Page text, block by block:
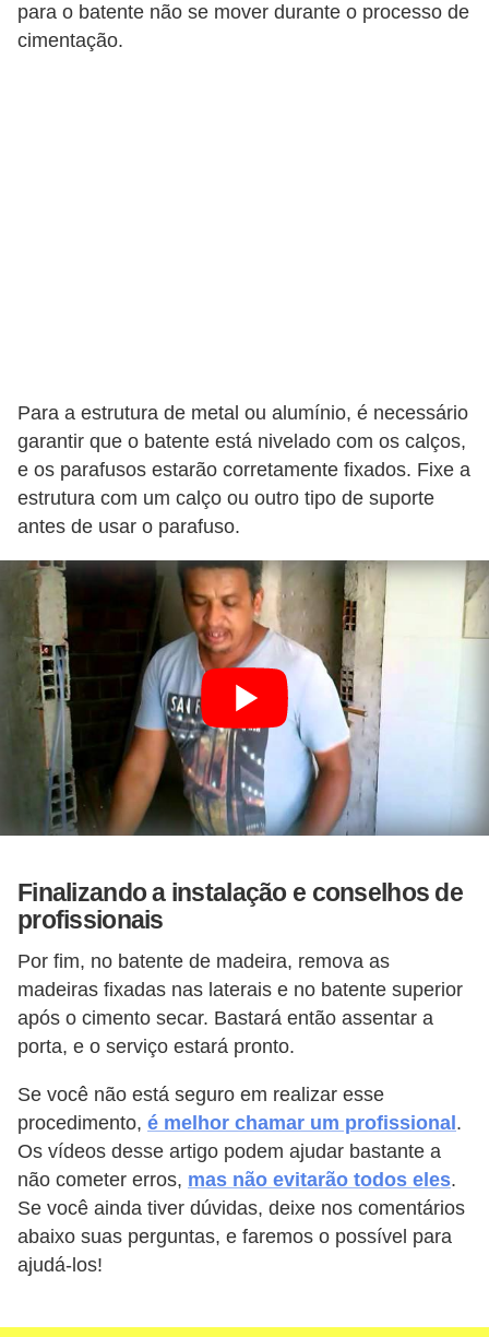
para o batente não se mover durante o processo de
cimentação.
Para a estrutura de metal ou alumínio, é necessário
garantir que o batente está nivelado com os calços,
e os parafusos estarão corretamente fixados. Fixe a
estrutura com um calço ou outro tipo de suporte
antes de usar o parafuso.
Finalizando a instalação e conselhos de
profissionais
Por fim, no batente de madeira, remova as
madeiras fixadas nas laterais e no batente superior
após o cimento secar. Bastará então assentar a
porta, e o serviço estará pronto.
Se você não está seguro em realizar esse
procedimento, é melhor chamar um profissional .
Os vídeos desse artigo podem ajudar bastante a
não cometer erros, mas não evitarão todos eles.
Se você ainda tiver dúvidas, deixe nos comentários
abaixo suas perguntas, e faremos o possível para
ajudá-los!